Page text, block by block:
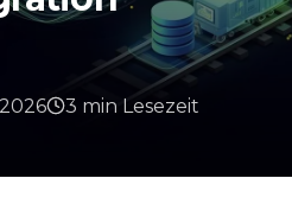
3 min Lesezeit